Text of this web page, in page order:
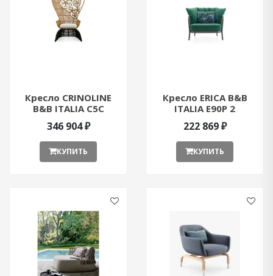
Кресло CRINOLINE
B&B ITALIA C5C
ant376834
346 904 ₽
КУПИТЬ
Кресло ERICA B&B
ITALIA E90P 2
ant376845
222 869 ₽
КУПИТЬ